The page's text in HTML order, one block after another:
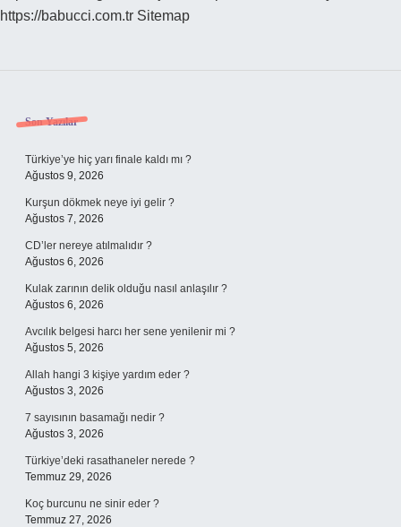
https://babucci.com.tr Sitemap
Sidebar
Son Yazılar
Türkiye’ye hiç yarı finale kaldı mı ?
Ağustos 9, 2026
Kurşun dökmek neye iyi gelir ?
Ağustos 7, 2026
CD’ler nereye atılmalıdır ?
Ağustos 6, 2026
Kulak zarının delik olduğu nasıl anlaşılır ?
Ağustos 6, 2026
Avcılık belgesi harcı her sene yenilenir mi ?
Ağustos 5, 2026
Allah hangi 3 kişiye yardım eder ?
Ağustos 3, 2026
7 sayısının basamağı nedir ?
Ağustos 3, 2026
Türkiye’deki rasathaneler nerede ?
Temmuz 29, 2026
Koç burcunu ne sinir eder ?
Temmuz 27, 2026